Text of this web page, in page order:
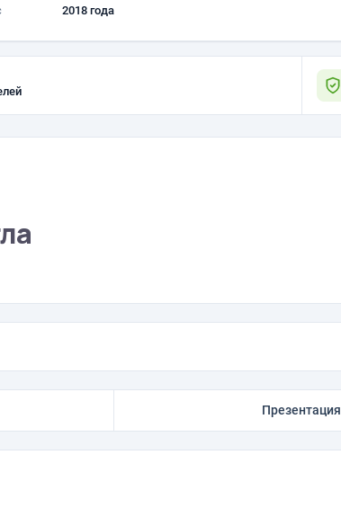
2018 года
Презентация